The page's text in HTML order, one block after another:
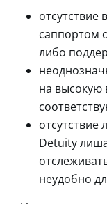
отсутствие
саппортом
либо
на высокую
отсутствие
Detuity
неудобно